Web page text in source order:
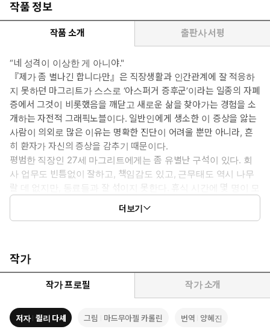
작품 정보
작품 소개 출판사 서평
“네 성격이 이상한 게 아니야."
『제가 좀 별나긴 합니다만』은 직장생활과 인간관계에 잘 적응하
지 못하던 마그리트가 스스로 ‘아스퍼거 증후군’이라는 일종의 자폐
증에서 그것이 비롯했음을 깨닫고 새로운 삶을 찾아가는 경험을 소
개하는 자전적 그래픽노블이다. 일반인에게 생소한 이 증상을 앓는
사람이 의외로 많은 이유는 명확한 진단이 어려울 뿐만 아니라, 흔
히 환자가 자신의 증상을 감추기 때문이다.
평범한 직장인 27세 마그리트에게는 좀 유별난 구석이 있다. 회
사 업무도 빈틈없이 잘하고, 책임감도 있고, 근무태도 역시 나무
랄 데 없지만, 동료들과 잘 섞이지 못한다. 휴식 시간에 몇 명이 모
여 수다를 떠는 것도 싫어하고, 점심때면 늘 혼자 식사하고, 엠티
나 회식에는 어떻게 해서든지 빠지려고 한다. 설령 모임에 가더
결국, 전문가를 찾아가 상담한 마그리트는 자신이 ‘아스퍼거 증후
군’을 앓고 있다는 진단을 받는다. 그러자 그때까지 자기 성격이
나빠 늘 인간관계를 망친다고 생각했던 고통스러운 죄책감에서
벗어난다. 그렇게 자신에게 일종의 자폐증이 있다는 사실이 확정
되면서 그녀는 오히려 긍정적으로 자기 삶을 바라보고 여러 가지
문제에 현실적으로 대처하게 된다.
더보기
작가
작가 프로필 작가 소개
저자 쥘리 다셰 그림 마드무아젤 카롤린 번역 양혜진